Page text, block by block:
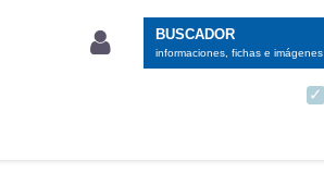
BUSCADOR
informaciones, fichas e imágenes